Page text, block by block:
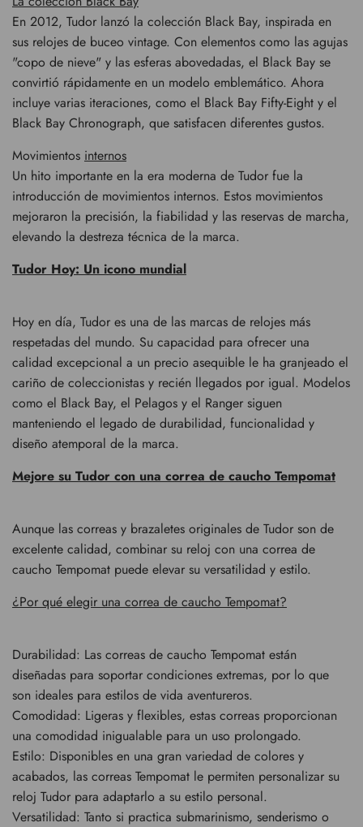
En 2012, Tudor lanzó la colección Black Bay, inspirada en
sus relojes de buceo vintage. Con elementos como las agujas
"copo de nieve" y las esferas abovedadas, el Black Bay se
convirtió rápidamente en un modelo emblemático. Ahora
incluye varias iteraciones, como el Black Bay Fifty-Eight y el
Black Bay Chronograph, que satisfacen diferentes gustos.
Movimientos internos
Un hito importante en la era moderna de Tudor fue la
introducción de movimientos internos. Estos movimientos
mejoraron la precisión, la fiabilidad y las reservas de marcha,
elevando la destreza técnica de la marca.
Tudor Hoy: Un icono mundial
Hoy en día, Tudor es una de las marcas de relojes más
respetadas del mundo. Su capacidad para ofrecer una
calidad excepcional a un precio asequible le ha granjeado el
cariño de coleccionistas y recién llegados por igual. Modelos
como el Black Bay, el Pelagos y el Ranger siguen
manteniendo el legado de durabilidad, funcionalidad y
diseño atemporal de la marca.
Mejore su Tudor con una correa de caucho Tempomat
Aunque las correas y brazaletes originales de Tudor son de
excelente calidad, combinar su reloj con una correa de
caucho Tempomat puede elevar su versatilidad y estilo.
¿Por qué elegir una correa de caucho Tempomat?
Durabilidad: Las correas de caucho Tempomat están
diseñadas para soportar condiciones extremas, por lo que
son ideales para estilos de vida aventureros.
Comodidad: Ligeras y flexibles, estas correas proporcionan
una comodidad inigualable para un uso prolongado.
Estilo: Disponibles en una gran variedad de colores y
acabados, las correas Tempomat le permiten personalizar su
reloj Tudor para adaptarlo a su estilo personal.
Versatilidad: Tanto si practica submarinismo, senderismo o